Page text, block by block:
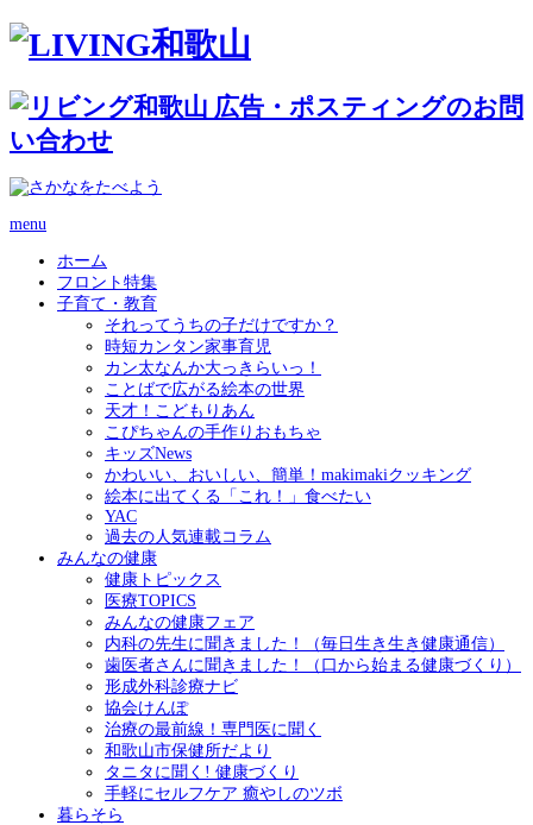
menu
ホーム
フロント特集
子育て・教育
それってうちの子だけですか？
時短カンタン家事育児
カン太なんか大っきらいっ！
ことばで広がる絵本の世界
天才！こどもりあん
こぴちゃんの手作りおもちゃ
キッズNews
かわいい、おいしい、簡単！makimakiクッキング
絵本に出てくる「これ！」食べたい
YAC
過去の人気連載コラム
みんなの健康
健康トピックス
医療TOPICS
みんなの健康フェア
内科の先生に聞きました！（毎日生き生き健康通信）
歯医者さんに聞きました！（口から始まる健康づくり）
形成外科診療ナビ
協会けんぽ
治療の最前線！専門医に聞く
和歌山市保健所だより
タニタに聞く! 健康づくり
手軽にセルフケア 癒やしのツボ
暮らそら